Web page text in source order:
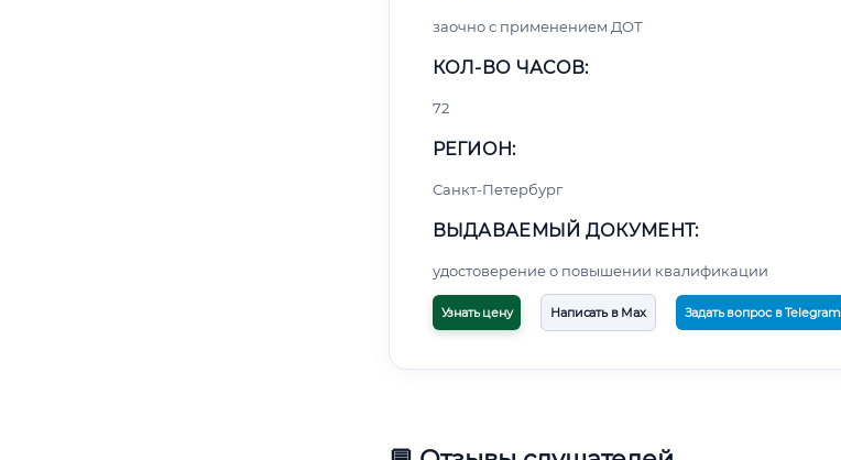
заочно с применением ДОТ
КОЛ-ВО ЧАСОВ:
72
РЕГИОН:
Санкт-Петербург
ВЫДАВАЕМЫЙ ДОКУМЕНТ:
удостоверение о повышении квалификации
Узнать цену Написать в Max Задать вопрос в Telegram